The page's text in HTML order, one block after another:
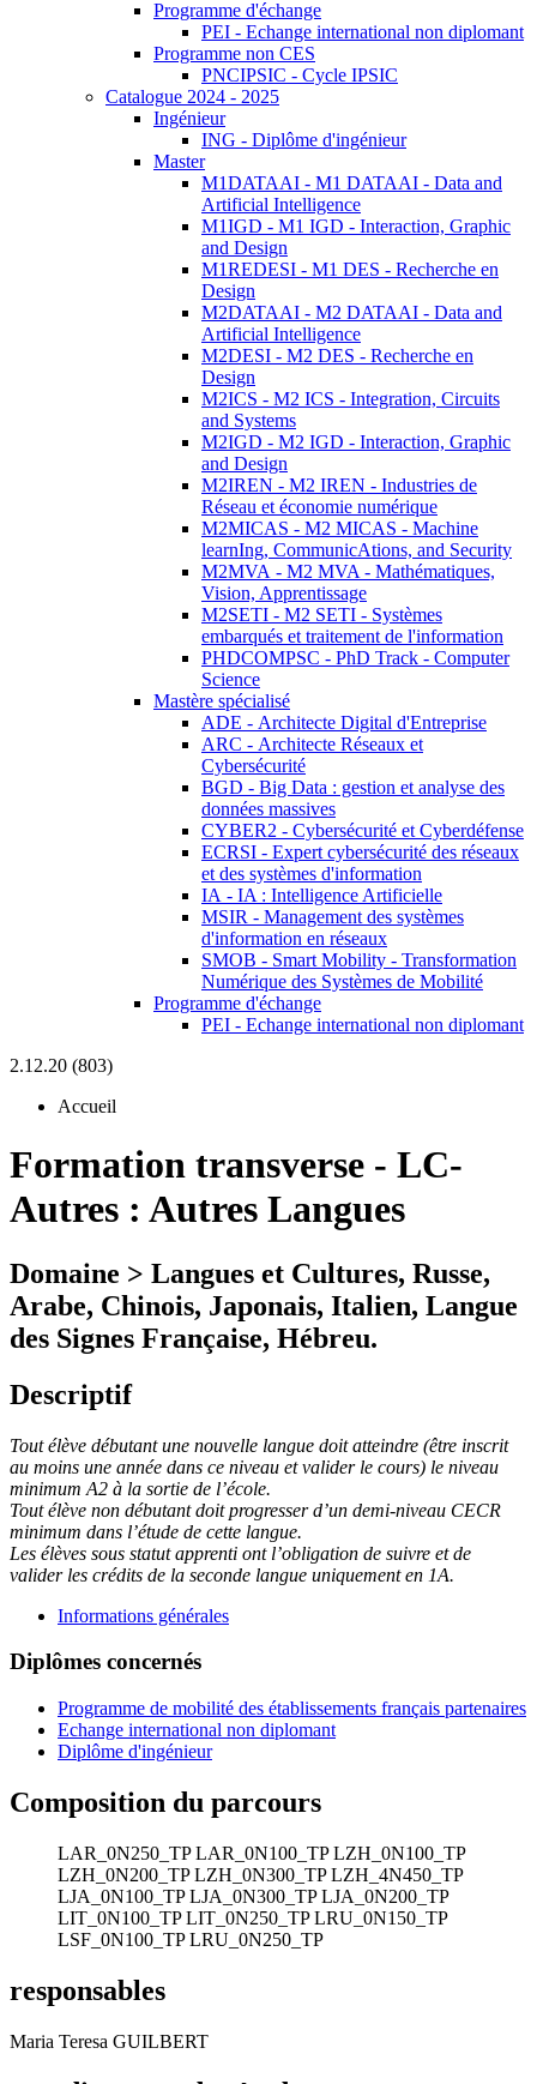
Programme d'échange
PEI - Echange international non diplomant
Programme non CES
PNCIPSIC - Cycle IPSIC
Catalogue 2024 - 2025
Ingénieur
ING - Diplôme d'ingénieur
Master
M1DATAAI - M1 DATAAI - Data and
Artificial Intelligence
M1IGD - M1 IGD - Interaction, Graphic
and Design
M1REDESI - M1 DES - Recherche en
Design
M2DATAAI - M2 DATAAI - Data and
Artificial Intelligence
M2DESI - M2 DES - Recherche en
Design
M2ICS - M2 ICS - Integration, Circuits
and Systems
M2IGD - M2 IGD - Interaction, Graphic
and Design
M2IREN - M2 IREN - Industries de
Réseau et économie numérique
M2MICAS - M2 MICAS - Machine
learnIng, CommunicAtions, and Security
M2MVA - M2 MVA - Mathématiques,
Vision, Apprentissage
M2SETI - M2 SETI - Systèmes
embarqués et traitement de l'information
PHDCOMPSC - PhD Track - Computer
Science
Mastère spécialisé
ADE - Architecte Digital d'Entreprise
ARC - Architecte Réseaux et
Cybersécurité
BGD - Big Data : gestion et analyse des
données massives
CYBER2 - Cybersécurité et Cyberdéfense
ECRSI - Expert cybersécurité des réseaux
et des systèmes d'information
IA - IA : Intelligence Artificielle
MSIR - Management des systèmes
d'information en réseaux
SMOB - Smart Mobility - Transformation
Numérique des Systèmes de Mobilité
Programme d'échange
PEI - Echange international non diplomant
2.12.20 (803)
Accueil
Formation transverse - LC-
Autres : Autres Langues
Domaine > Langues et Cultures, Russe,
Arabe, Chinois, Japonais, Italien, Langue
des Signes Française, Hébreu.
Descriptif
Tout élève débutant une nouvelle langue doit atteindre (être inscrit
au moins une année dans ce niveau et valider le cours) le niveau
minimum A2 à la sortie de l’école.
Tout élève non débutant doit progresser d’un demi-niveau CECR
minimum dans l’étude de cette langue.
Les élèves sous statut apprenti ont l’obligation de suivre et de
valider les crédits de la seconde langue uniquement en 1A.
Informations générales
Diplômes concernés
Programme de mobilité des établissements français partenaires
Echange international non diplomant
Diplôme d'ingénieur
Composition du parcours
LAR_0N250_TP LAR_0N100_TP LZH_0N100_TP
LZH_0N200_TP LZH_0N300_TP LZH_4N450_TP
LJA_0N100_TP LJA_0N300_TP LJA_0N200_TP
LIT_0N100_TP LIT_0N250_TP LRU_0N150_TP
LSF_0N100_TP LRU_0N250_TP
responsables
Maria Teresa GUILBERT